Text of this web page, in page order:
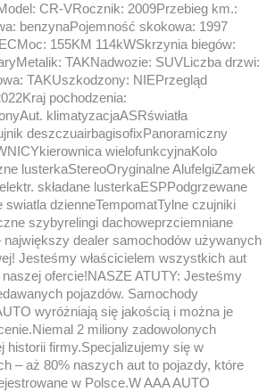
CR-VRocznik: 2009Przebieg km.:
benzynaPojemność skokowa: 1997
155KM 114kWSkrzynia biegów:
TAKNadwozie: SUVLiczba drzwi:
TAKUszkodzony: NIEPrzegląd
pochodzenia:
klimatyzacjaASRświatła
deszczuairbagisofixPanoramiczny
wielofunkcyjnaKolo
lusterkaStereoOryginalne AlufelgiZamek
składane lusterkaESPPodgrzewane
swiatla dzienneTempomatTylne czujniki
szybyrelingi dachoweprzciemniane
dealer samochodów używanych
Jesteśmy właścicielem wszystkich aut
ofercie!NASZE ATUTY: Jesteśmy
pojazdów. Samochody
wyróżniają się jakością i można je
2 miliony zadowolonych
historii firmy.Specjalizujemy się w
– aż 80% naszych aut to pojazdy, które
w Polsce.W AAA AUTO